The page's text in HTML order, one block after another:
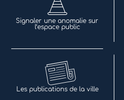
Signaler une anomalie sur
l’espace public
Les publications de la ville